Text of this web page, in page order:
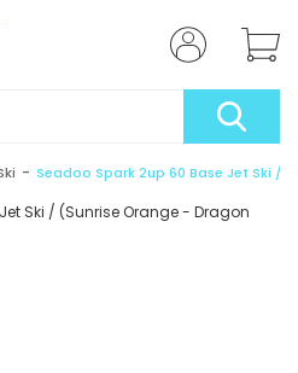
Seadoo Spark 2up 60 Base Jet Ski /